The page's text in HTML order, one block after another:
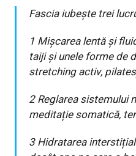
Fascia iubește trei
1 Mișcarea lentă și
taiji și unele forme de
stretching activ,
2 Reglarea sistemului
meditație somatică,
3 Hidratarea